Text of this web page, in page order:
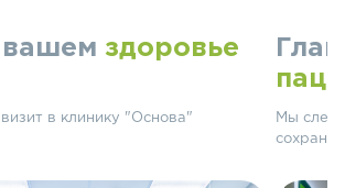
вашем здоровье
в клинику "Основа"
Мы